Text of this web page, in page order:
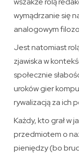
wymądrzanie się
analogowym
Jest natomiast
zjawiska w
społecznie
uroków gier
rywalizacją za ich
Każdy, kto grał w
przedmiotem o
pieniędzy (bo